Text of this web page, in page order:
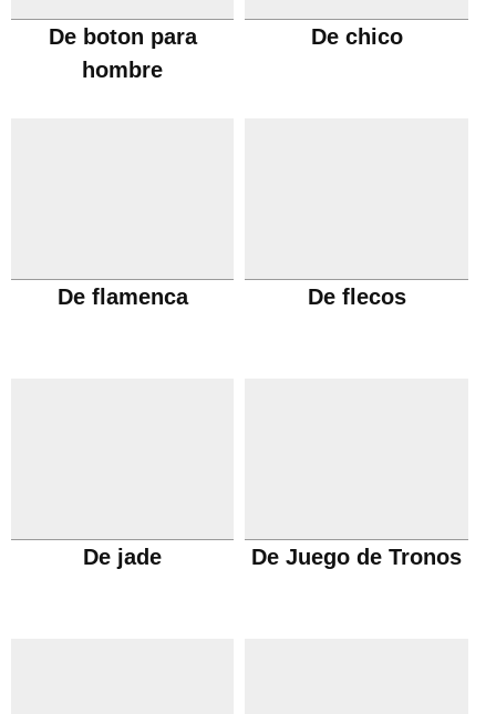
De boton para
hombre
De chico
De flamenca De flecos
De jade De Juego de Tronos